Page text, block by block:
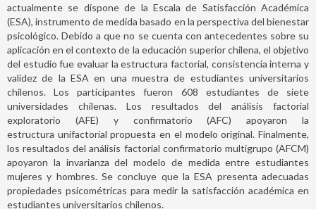
actualmente se dispone de la Escala de Satisfacción Académica
(ESA), instrumento de medida basado en la perspectiva del bienestar
psicológico. Debido a que no se cuenta con antecedentes sobre su
aplicación en el contexto de la educación superior chilena, el objetivo
del estudio fue evaluar la estructura factorial, consistencia interna y
validez de la ESA en una muestra de estudiantes universitarios
chilenos. Los participantes fueron 608 estudiantes de siete
universidades chilenas. Los resultados del análisis factorial
exploratorio (AFE) y confirmatorio (AFC) apoyaron la
estructura unifactorial propuesta en el modelo original. Finalmente,
los resultados del análisis factorial confirmatorio multigrupo (AFCM)
apoyaron la invarianza del modelo de medida entre estudiantes
mujeres y hombres. Se concluye que la ESA presenta adecuadas
propiedades psicométricas para medir la satisfacción académica en
estudiantes universitarios chilenos.